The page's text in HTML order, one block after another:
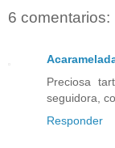
6 comentarios:
Preciosa
seguidora,
Responder